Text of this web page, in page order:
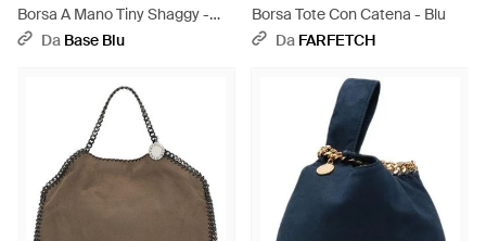
Borsa A Mano Tiny Shaggy -
Grigio
Da Base Blu
Borsa Tote Con Catena - Blu
Da FARFETCH